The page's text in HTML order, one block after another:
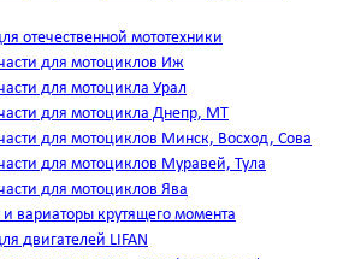
отечественной мототехники
для мотоциклов Иж
для мотоцикла Урал
для мотоцикла Днепр, МТ
для мотоциклов Минск, Восход, Сова
для мотоциклов Муравей, Тула
для мотоциклов Ява
и вариаторы крутящего момента
двигателей LIFAN